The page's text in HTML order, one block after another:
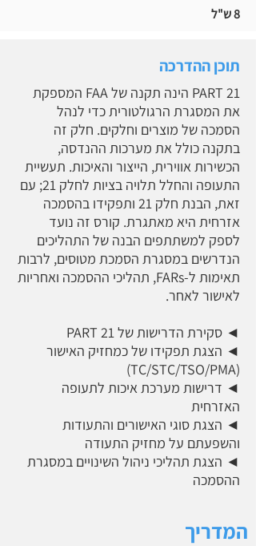
8 ש"ל
תוכן ההדרכה
PART 21 הינה תקנה של FAA המספקת
את המסגרת הרגולטורית כדי לנהל
הסמכה של מוצרים וחלקים. חלק זה
בתקנה כולל את מערכות ההנדסה,
הכשירות אווירית, הייצור והאיכות. תעשיית
התעופה והחלל תלויה בציות לחלק 21; עם
זאת, הבנת חלק 21 ותפקידו בהסמכה
אזרחית היא מאתגרת. קורס זה נועד
לספק למשתתפים הבנה של התהליכים
הנדרשים במסגרת הסמכת מטוסים, לרבות
תאימות ל-FARs, תהליכי ההסמכה ואחריות
לאישור לאחר.
◄ סקירת הדרישות של PART 21
◄ הצגת תפקידו של כמחזיק האישור
(TC/STC/TSO/PMA)
◄ דרישות מערכת איכות לתעופה
האזרחית
◄ הצגת סוגי האישורים והתעודות
והשפעתם על מחזיק התעודה
◄ הצגת תהליכי ניהול השינויים במסגרת
ההסמכה
המדריך